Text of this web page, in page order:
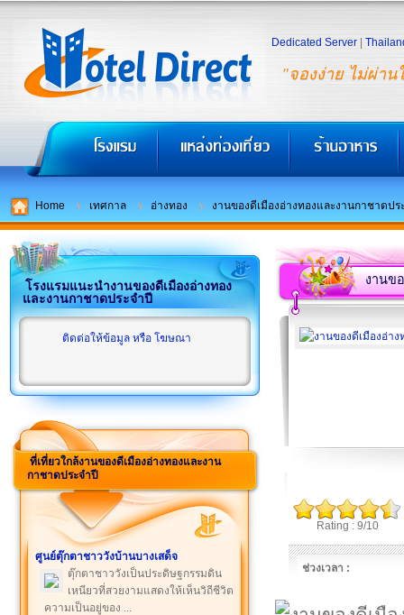
"จองง่าย ไม่ผ่าน
Dedicated Server
Home เทศกาล อ่างทอง งานของดีเมืองอ่างทองและงานกาชาดปร
โรงแรมแนะนำงานของดีเมืองอ่างทอง
และงานกาชาดประจำปี
ติดต่อให้ข้อมูล หรือ โฆษณา
ที่เที่ยวใกล้งานของดีเมืองอ่างทองและงาน
กาชาดประจำปี
ศูนย์ตุ๊กตาชาววังบ้านบางเสด็จ
ตุ๊กตาชาววังเป็นประดิษฐกรรมดิน
เหนียวที่สวยงามแสดงให้เห็นวิถีชีวิต
ความเป็นอยู่ของ ...
งานข
Rating : 9/10
ช่วงเวลา :